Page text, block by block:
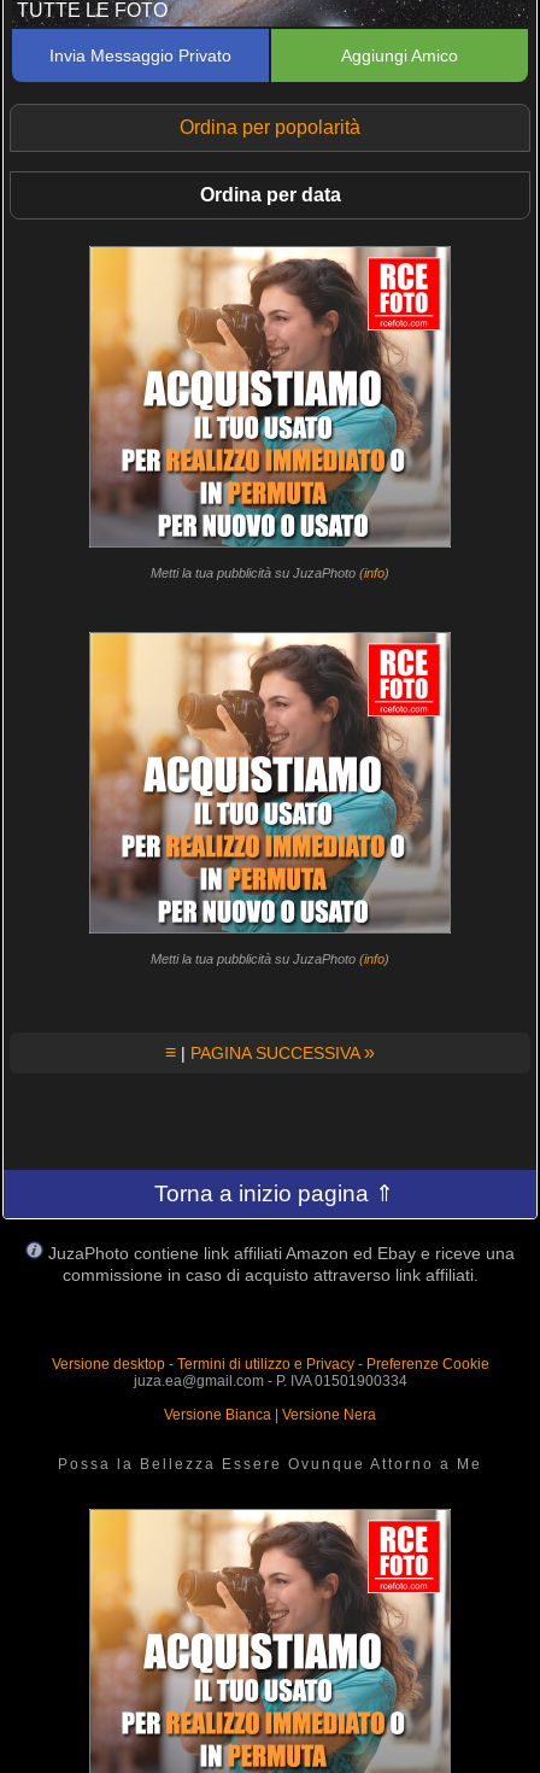
TUTTE LE FOTO
Invia Messaggio Privato Aggiungi Amico
Ordina per popolarità
Ordina per data
Metti la tua pubblicità su JuzaPhoto (info)
Metti la tua pubblicità su JuzaPhoto (info)
≡ | PAGINA SUCCESSIVA»
Torna a inizio pagina ⇑
JuzaPhoto contiene link affiliati Amazon ed Ebay e riceve una
commissione in caso di acquisto attraverso link affiliati.
Versione desktop- Termini di utilizzo e Privacy- Preferenze Cookie
juza.ea@gmail.com - P. IVA 01501900334
Versione Bianca
Versione Nera
Possa la Bellezza Essere Ovunque Attorno a Me